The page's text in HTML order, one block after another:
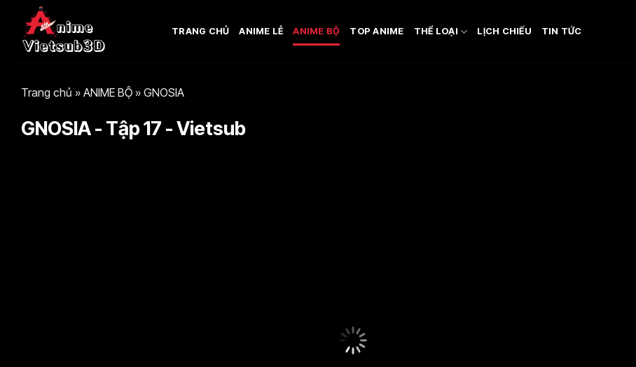
TRANG CHỦ ANIME LẺ ANIME BỘ TOP ANIME THỂ LOẠI LỊCH CHIẾU TIN TỨC
Trang chủ » ANIME BỘ » GNOSIA
GNOSIA - Tập 17 - Vietsub